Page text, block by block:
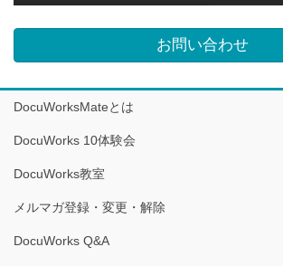
お問い合わせ
DocuWorksMateとは
DocuWorks 10体験会
DocuWorks教室
メルマガ登録・変更・解除
DocuWorks Q&A